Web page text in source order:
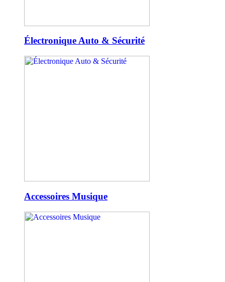
Électronique Auto & Sécurité
Accessoires Musique